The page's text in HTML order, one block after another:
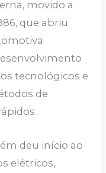
movido a
que abriu
tecnológicos e
de
deu início ao
elétricos,